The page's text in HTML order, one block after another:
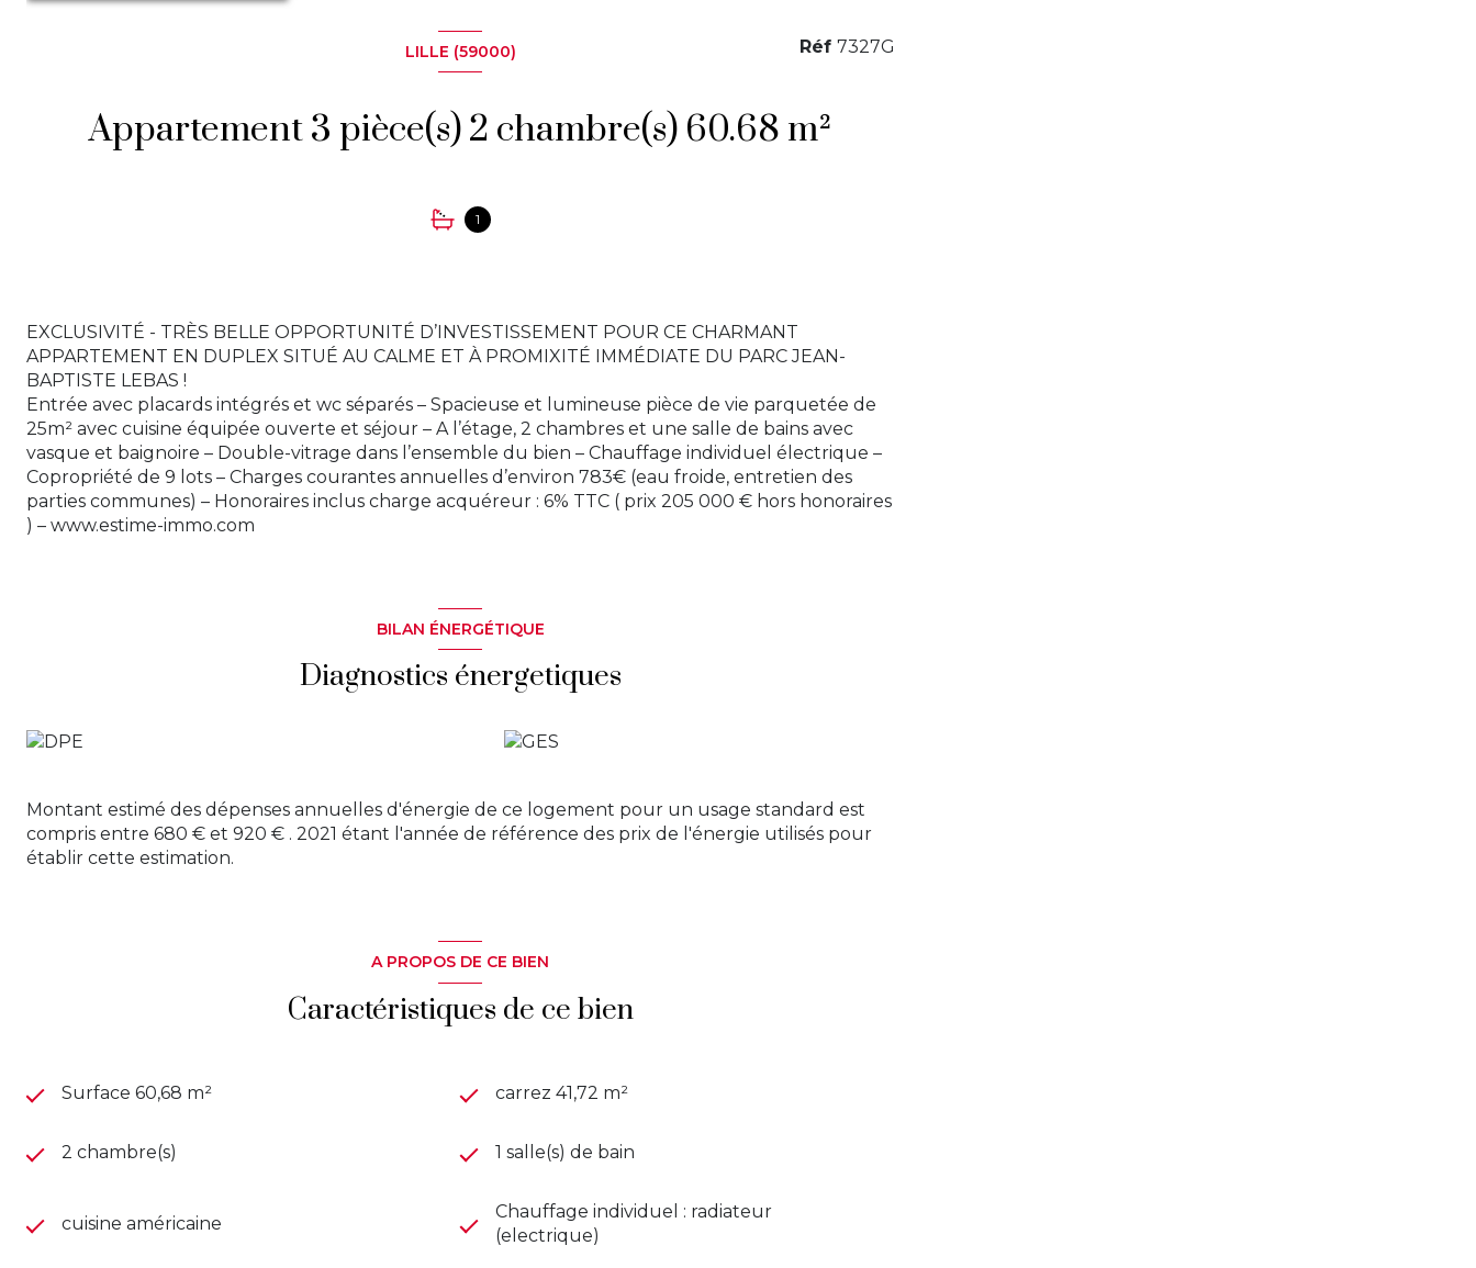
LILLE (59000)
Appartement 3 pièce(s) 2 chambre(s) 60.68 m²
1
Réf 7327G
EXCLUSIVITÉ - TRÈS BELLE OPPORTUNITÉ D’INVESTISSEMENT POUR CE CHARMANT
APPARTEMENT EN DUPLEX SITUÉ AU CALME ET À PROMIXITÉ IMMÉDIATE DU PARC JEAN-
BAPTISTE LEBAS !
Entrée avec placards intégrés et wc séparés – Spacieuse et lumineuse pièce de vie parquetée de
25m² avec cuisine équipée ouverte et séjour – A l’étage, 2 chambres et une salle de bains avec
vasque et baignoire – Double-vitrage dans l’ensemble du bien – Chauffage individuel électrique –
Copropriété de 9 lots – Charges courantes annuelles d’environ 783€ (eau froide, entretien des
parties communes) – Honoraires inclus charge acquéreur : 6% TTC ( prix 205 000 € hors honoraires
) – www.estime-immo.com
BILAN ÉNERGÉTIQUE
Diagnostics énergetiques
Montant estimé des dépenses annuelles d'énergie de ce logement pour un usage standard est
compris entre 680 € et 920 € . 2021 étant l'année de référence des prix de l'énergie utilisés pour
établir cette estimation.
A PROPOS DE CE BIEN
Caractéristiques de ce bien
Surface 60,68 m² carrez 41,72 m²
2 chambre(s) 1 salle(s) de bain
cuisine américaine
Chauffage individuel : radiateur
(electrique)